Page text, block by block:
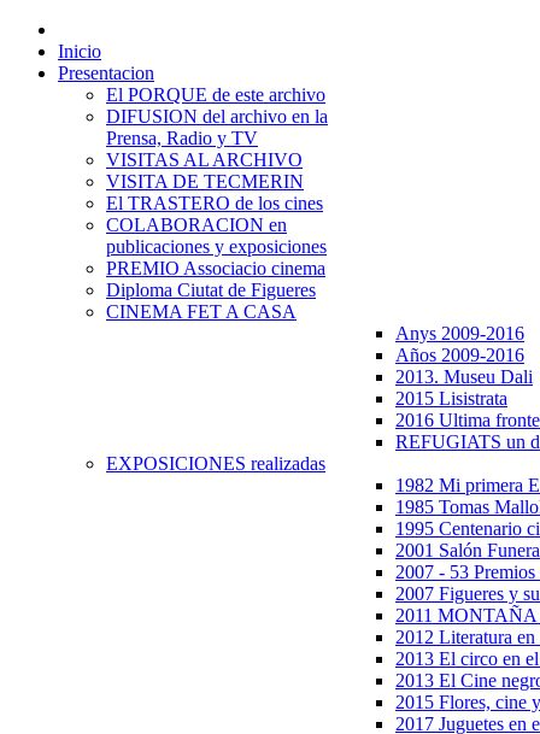
Inicio
Presentacion
El PORQUE de este archivo
DIFUSION del archivo en la
Prensa, Radio y TV
VISITAS AL ARCHIVO
VISITA DE TECMERIN
El TRASTERO de los cines
COLABORACION en
publicaciones y exposiciones
PREMIO Associacio cinema
Diploma Ciutat de Figueres
CINEMA FET A CASA
Anys 2009-2016
Años 2009-2016
2013. Museu Dali
2015 Lisistrata
2016 Ultima
REFUGIATS un
EXPOSICIONES realizadas
1982 Mi primera
1985 Tomas
1995 Centenario
2001 Salón
2007 - 53 Premios
2007 Figueres y
2011 MONTAÑA
2012 Literatura en
2013 El circo en
2013 El Cine
2015 Flores, cine
2017 Juguetes en